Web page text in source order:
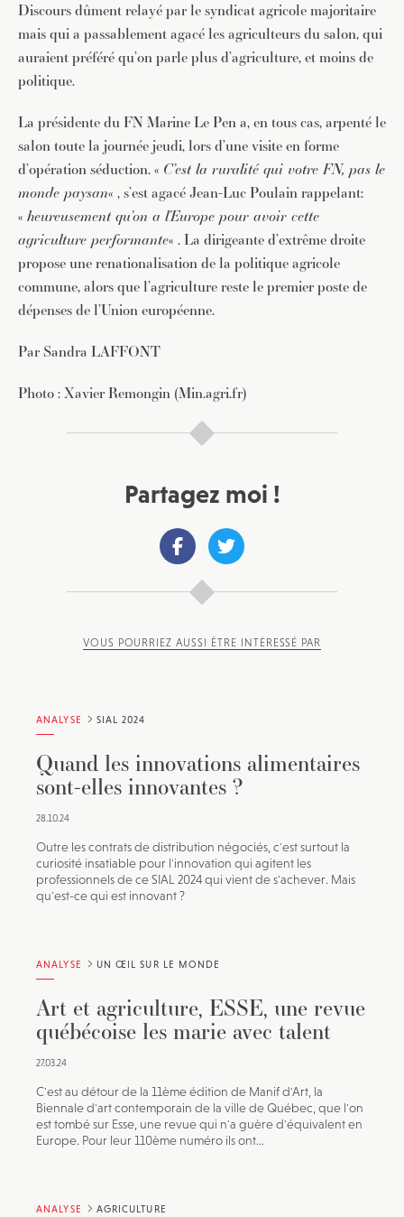
Discours dûment relayé par le syndicat agricole majoritaire
mais qui a passablement agacé les agriculteurs du salon, qui
auraient préféré qu’on parle plus d’agriculture, et moins de
politique.
La présidente du FN Marine Le Pen a, en tous cas, arpenté le
salon toute la journée jeudi, lors d’une visite en forme
d’opération séduction. « C’est la ruralité qui votre FN, pas le
monde paysan« , s’est agacé Jean-Luc Poulain rappelant:
« heureusement qu’on a l’Europe pour avoir cette
agriculture performante« . La dirigeante d’extrême droite
propose une renationalisation de la politique agricole
commune, alors que l’agriculture reste le premier poste de
dépenses de l’Union européenne.
Par Sandra LAFFONT
Photo : Xavier Remongin (Min.agri.fr)
Partagez moi !
VOUS POURRIEZ AUSSI ÊTRE INTÉRESSÉ PAR
ANALYSE SIAL 2024
Quand les innovations alimentaires
sont-elles innovantes ?
28.10.24
Outre les contrats de distribution négociés, c'est surtout la
curiosité insatiable pour l'innovation qui agitent les
professionnels de ce SIAL 2024 qui vient de s'achever. Mais
qu'est-ce qui est innovant ?
ANALYSE UN ŒIL SUR LE MONDE
Art et agriculture, ESSE, une revue
québécoise les marie avec talent
27.03.24
C'est au détour de la 11ème édition de Manif d'Art, la
Biennale d'art contemporain de la ville de Québec, que l'on
est tombé sur Esse, une revue qui n'a guère d'équivalent en
Europe. Pour leur 110ème numéro ils ont...
ANALYSE AGRICULTURE
JE M'INSCRIS À LA NEWSLETTER
Pour recevoir toutes les deux semaines notre lettre
d’info avec une sélection d’articles …